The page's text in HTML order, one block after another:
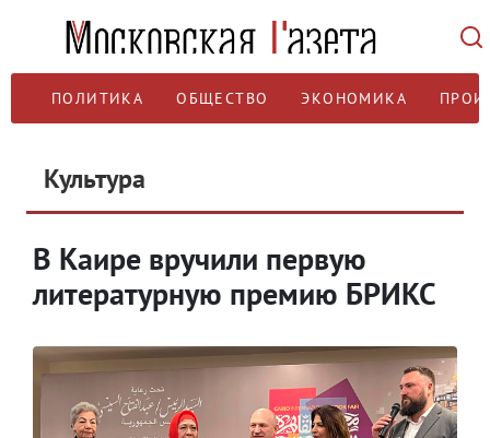
ПОЛИТИКА ОБЩЕСТВО ЭКОНОМИКА
Культура
В Каире вручили первую
литературную премию БРИКС